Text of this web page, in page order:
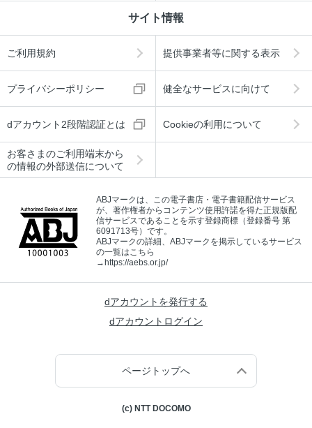
サイト情報
ご利用規約 提供事業者等に関する表示
プライバシーポリシー 健全なサービスに向けて
dアカウント2段階認証とは Cookieの利用について
お客さまのご利用端末から
の情報の外部送信について
ABJマークは、この電子書店・電子書籍配信サービス
が、著作権者からコンテンツ使用許諾を得た正規版配
信サービスであることを示す登録商標（登録番号 第
6091713号）です。
ABJマークの詳細、ABJマークを掲示しているサービス
の一覧はこちら
→ https://aebs.or.jp/
dアカウントを発行する
dアカウントログイン
ページトップへ
(c) NTT DOCOMO